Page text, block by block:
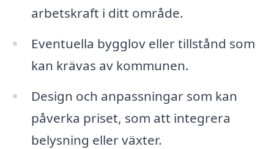
arbetskraft i ditt område.
Eventuella bygglov eller tillstånd som
kan krävas av kommunen.
Design och anpassningar som kan
påverka priset, som att integrera
belysning eller växter.